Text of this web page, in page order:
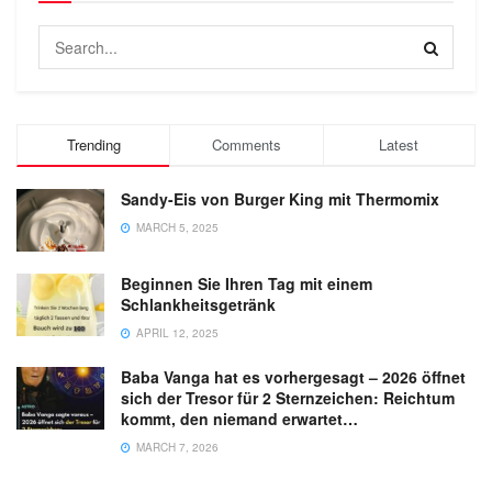
Trending Comments Latest
Sandy-Eis von Burger King mit Thermomix
MARCH 5, 2025
Beginnen Sie Ihren Tag mit einem
Schlankheitsgetränk
APRIL 12, 2025
Baba Vanga hat es vorhergesagt – 2026 öffnet
sich der Tresor für 2 Sternzeichen: Reichtum
kommt, den niemand erwartet…
MARCH 7, 2026